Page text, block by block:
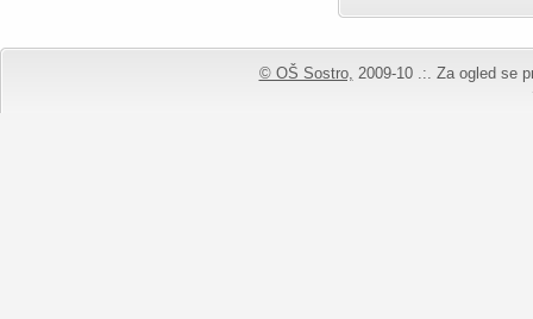
© OŠ Sostro, 2009-10 .:. Za ogled se